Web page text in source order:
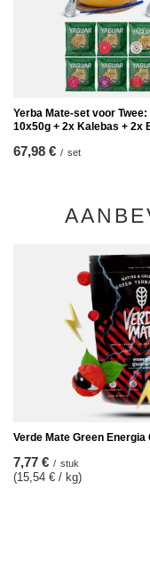
Yerba Mate-set voor
10x50g + 2x Kalebas + 2x
67,98 € / set
Verde Mate Green Energia
7,77 € / stuk
(15,54 € / kg)